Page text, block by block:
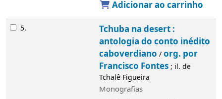
Adicionar ao carrinho
5.
Tchuba na desert :
antologia do conto inédito
caboverdiano /org. por
Francisco Fontes; il. de
Tchalê Figueira
Monografias